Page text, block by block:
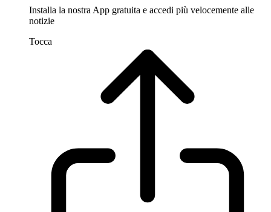
Installa la nostra App gratuita e accedi più velocemente alle
notizie
Tocca